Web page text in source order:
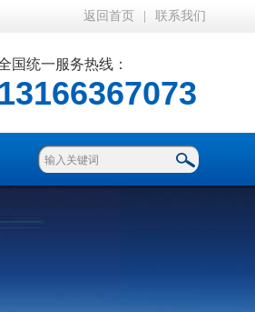
返回首页 联系我们
国统一服务热线：
13166367073